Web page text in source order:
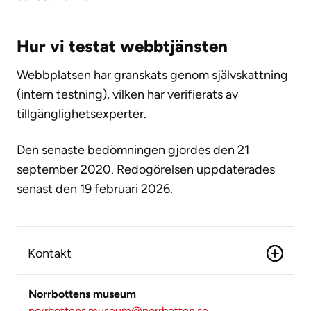
Hur vi testat webbtjänsten
Webbplatsen har granskats genom självskattning
(intern testning), vilken har verifierats av
tillgänglighetsexperter.
Den senaste bedömningen gjordes den 21
september 2020. Redogörelsen uppdaterades
senast den 19 februari 2026.
Kontakt
Norrbottens museum